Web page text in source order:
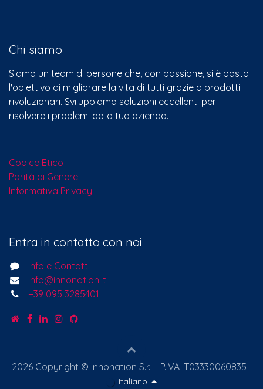
Chi siamo
Siamo un team di persone che, con passione, si è posto
l'obiettivo di migliorare la vita di tutti grazie a prodotti
rivoluzionari. Sviluppiamo soluzioni eccellenti per
risolvere i problemi della tua azienda.
Codice Etico
Parità di Genere
Informativa Privacy
Entra in contatto con noi
Info e Contatti
info@innonation.it
+39 095 3285401
2026 Copyright © Innonation S.r.l. | P.IVA IT03330060835
Italiano